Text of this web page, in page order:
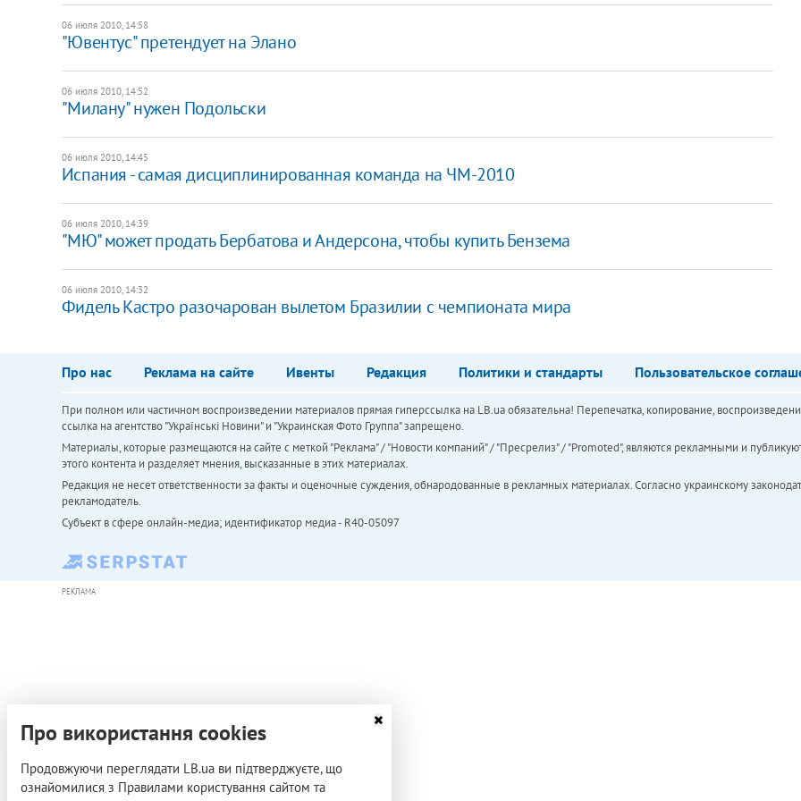
06 июля 2010, 14:58
"Ювентус" претендует на Элано
06 июля 2010, 14:52
"Милану" нужен Подольски
06 июля 2010, 14:45
Испания - самая дисциплинированная команда на ЧМ-2010
06 июля 2010, 14:39
"МЮ" может продать Бербатова и Андерсона, чтобы купить Бензема
06 июля 2010, 14:32
Фидель Кастро разочарован вылетом Бразилии с чемпионата мира
Про нас Реклама на сайте Ивенты Редакция Политики и стандарты Пользовательское
При полном или частичном воспроизведении материалов прямая гиперссылка на LB.ua обязательна! Перепечатка, копирование,
ссылка на агентство "Українськi Новини" и "Украинская Фото Группа" запрещено.
Материалы, которые размещаются на сайте с меткой "Реклама" / "Новости компаний" / "Пресрелиз" / "Promoted", являются рекламными и
этого контента и разделяет мнения, высказанные в этих материалах.
Редакция не несет ответственности за факты и оценочные суждения, обнародованные в рекламных материалах. Согласно украинскому
рекламодатель.
Субъект в сфере онлайн-медиа; идентификатор медиа - R40-05097
РЕКЛАМА
Про використання cookies
Продовжуючи переглядати LB.ua ви підтверджуєте, що
ознайомилися з Правилами користування сайтом та